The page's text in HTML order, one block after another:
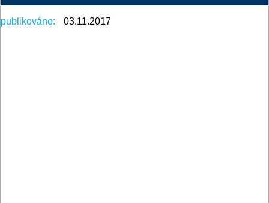
publikováno: 03.11.2017